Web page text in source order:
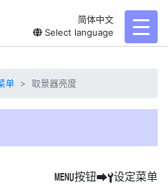
简体中文
Select language
单 取景器亮度
G按钮UB设定菜单